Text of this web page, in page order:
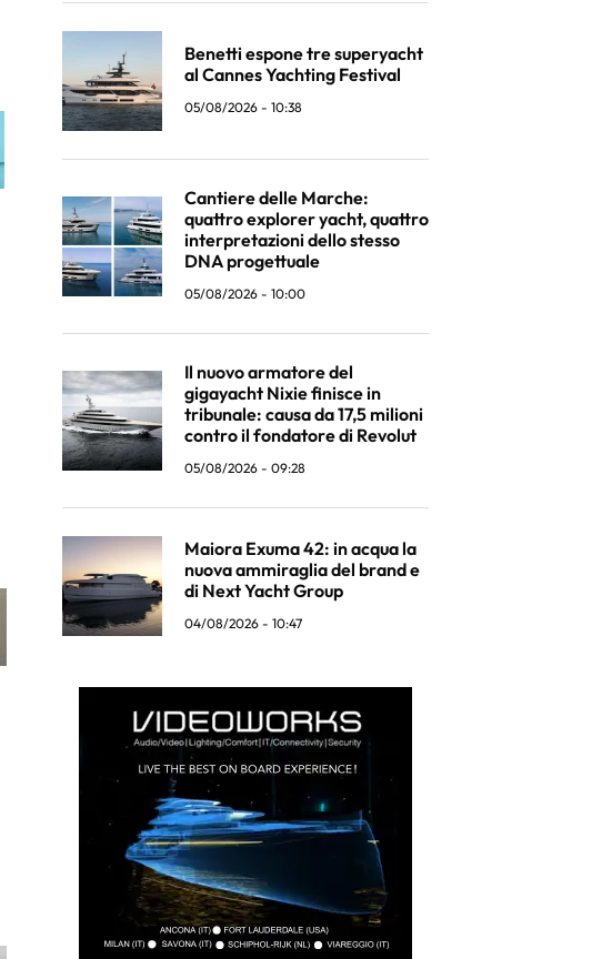
Benetti espone tre superyacht
al Cannes Yachting Festival
05/08/2026 - 10:38
Cantiere delle Marche:
quattro explorer yacht, quattro
interpretazioni dello stesso
DNA progettuale
05/08/2026 - 10:00
Il nuovo armatore del
gigayacht Nixie finisce in
tribunale: causa da 17,5 milioni
contro il fondatore di Revolut
05/08/2026 - 09:28
Maiora Exuma 42: in acqua la
nuova ammiraglia del brand e
di Next Yacht Group
04/08/2026 - 10:47